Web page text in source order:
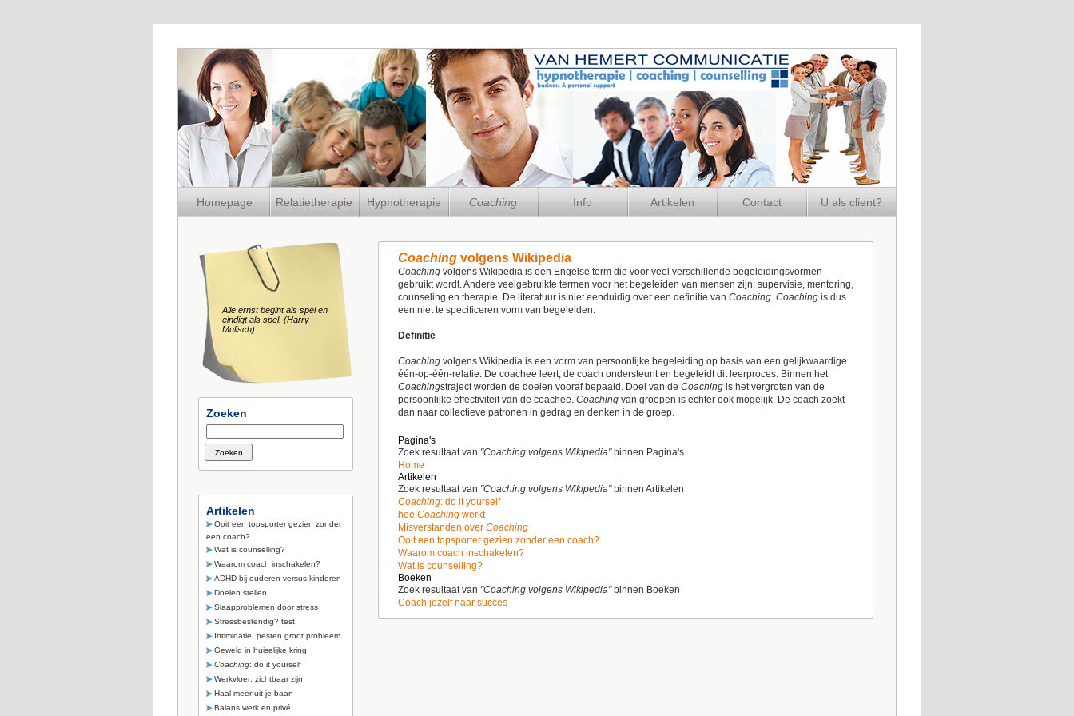
Homepage Relatietherapie Hypnotherapie Coaching Info Artikelen Contact U als client?
Alle ernst begint als spel en
eindigt als spel. (Harry
Mulisch)
Zoeken
Artikelen
Ooit een topsporter gezien zonder
een coach?
Wat is counselling?
Waarom coach inschakelen?
ADHD bij ouderen versus kinderen
Doelen stellen
Slaapproblemen door stress
Stressbestendig? test
Intimidatie, pesten groot probleem
Geweld in huiselijke kring
Coaching: do it yourself
Werkvloer: zichtbaar zijn
Haal meer uit je baan
Balans werk en privé
Coaching volgens Wikipedia
Coaching volgens Wikipedia is een Engelse term die voor veel verschillende begeleidingsvormen
gebruikt wordt. Andere veelgebruikte termen voor het begeleiden van mensen zijn: supervisie, mentoring,
counseling en therapie. De literatuur is niet eenduidig over een definitie van Coaching. Coaching is dus
een niet te specificeren vorm van begeleiden.
Definitie
Coaching volgens Wikipedia is een vorm van persoonlijke begeleiding op basis van een gelijkwaardige
één-op-één-relatie. De coachee leert, de coach ondersteunt en begeleidt dit leerproces. Binnen het
Coachingstraject worden de doelen vooraf bepaald. Doel van de Coaching is het vergroten van de
persoonlijke effectiviteit van de coachee. Coaching van groepen is echter ook mogelijk. De coach zoekt
dan naar collectieve patronen in gedrag en denken in de groep.
Pagina's
Zoek resultaat van "Coaching volgens Wikipedia"binnen Pagina's
Home
Artikelen
Zoek resultaat van "Coaching volgens Wikipedia"binnen Artikelen
Coaching: do it yourself
hoe Coaching werkt
Misverstanden over Coaching
Ooit een topsporter gezien zonder een coach?
Waarom coach inschakelen?
Wat is counselling?
Boeken
Zoek resultaat van "Coaching volgens Wikipedia"binnen Boeken
Coach jezelf naar succes